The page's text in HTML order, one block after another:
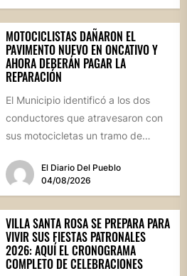
MOTOCICLISTAS DAÑARON EL
PAVIMENTO NUEVO EN ONCATIVO Y
AHORA DEBERÁN PAGAR LA
REPARACIÓN
El Municipio identificó a los dos
conductores que atravesaron con
sus motocicletas un tramo de
calle...
El Diario Del Pueblo
04/08/2026
VILLA SANTA ROSA SE PREPARA PARA
VIVIR SUS FIESTAS PATRONALES
2026: AQUÍ EL CRONOGRAMA
COMPLETO DE CELEBRACIONES